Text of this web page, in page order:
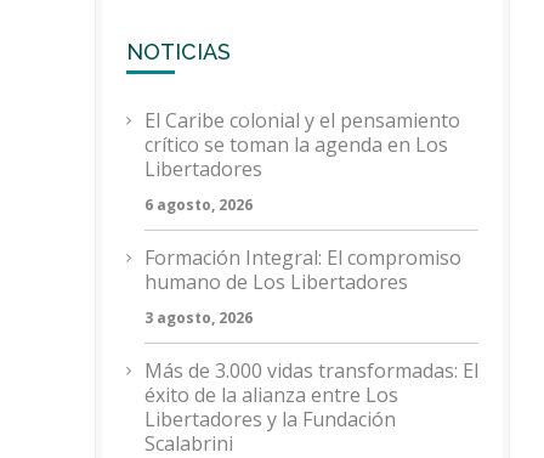
NOTICIAS
El Caribe colonial y el pensamiento
crítico se toman la agenda en Los
Libertadores
6 agosto, 2026
Formación Integral: El compromiso
humano de Los Libertadores
3 agosto, 2026
Más de 3.000 vidas transformadas: El
éxito de la alianza entre Los
Libertadores y la Fundación
Scalabrini